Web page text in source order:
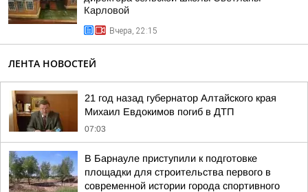
Карловой
Вчера, 22:15
ЛЕНТА НОВОСТЕЙ
21 год назад губернатор Алтайского края
Михаил Евдокимов погиб в ДТП
07:03
В Барнауле приступили к подготовке
площадки для строительства первого в
современной истории города спортивного